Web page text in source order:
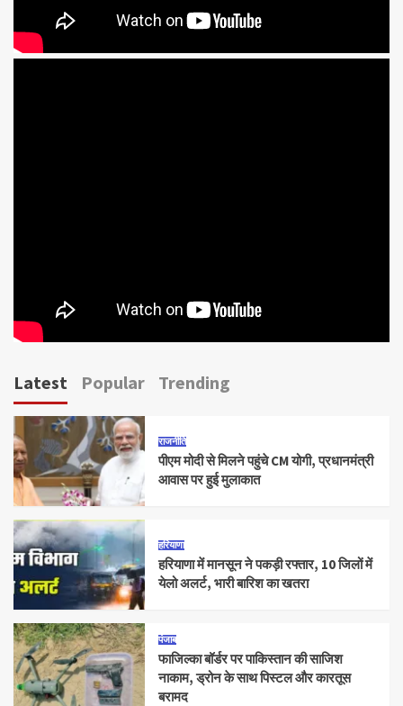
Latest Popular Trending
राजनीति
पीएम मोदी से मिलने पहुंचे CM योगी, प्रधानमंत्री
आवास पर हुई मुलाकात
हरियाणा
हरियाणा में मानसून ने पकड़ी रफ्तार, 10 जिलों में
येलो अलर्ट, भारी बारिश का खतरा
पंजाब
फाजिल्का बॉर्डर पर पाकिस्तान की साजिश
नाकाम, ड्रोन के साथ पिस्टल और कारतूस
बरामद